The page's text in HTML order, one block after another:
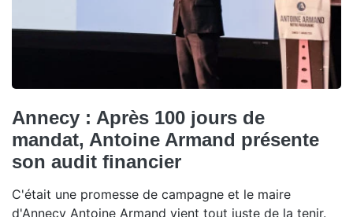
Annecy : Après 100 jours de
mandat, Antoine Armand présente
son audit financier
C'était une promesse de campagne et le maire
d'Annecy Antoine Armand vient tout juste de la tenir.